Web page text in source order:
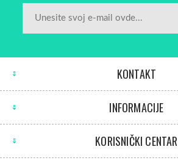
KONTAKT
INFORMACIJE
KORISNIČKI CENTAR